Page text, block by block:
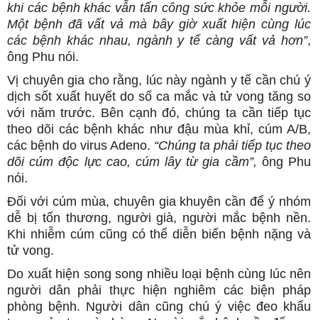
khi các bệnh khác vẫn tấn công sức khỏe mỗi người.
Một bệnh đã vất vả mà bây giờ xuất hiện cùng lúc
các bệnh khác nhau, ngành y tế càng vất vả hơn”,
ông Phu nói.
Vị chuyên gia cho rằng, lúc này ngành y tế cần chú ý
dịch sốt xuất huyết do số ca mắc và tử vong tăng so
với năm trước. Bên cạnh đó, chúng ta cần tiếp tục
theo dõi các bệnh khác như đậu mùa khỉ, cúm A/B,
các bệnh do virus Adeno. “Chúng ta phải tiếp tục theo
dõi cúm độc lực cao, cúm lây từ gia cầm”, ông Phu
nói.
Đối với cúm mùa, chuyên gia khuyên cần để ý nhóm
dễ bị tổn thương, người già, người mắc bệnh nền.
Khi nhiễm cúm cũng có thể diễn biến bệnh nặng và
tử vong.
Do xuất hiện song song nhiều loại bệnh cùng lúc nên
người dân phải thực hiện nghiêm các biện pháp
phòng bệnh. Người dân cũng chú ý việc đeo khẩu